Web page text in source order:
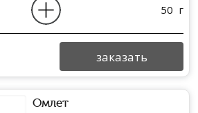
50 г
заказать
Омлет